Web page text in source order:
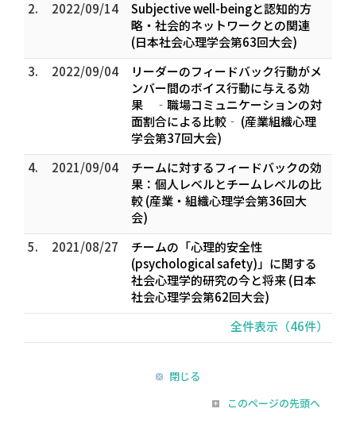
2.
2022/09/14
Subjective well-beingと認知的方
略・社会的ネットワークとの関連
(日本社会心理学会第63回大会)
3.
2022/09/04
リーダーのフィードバック行動がメ
ンバー間のボイス行動に与える効
果 ‐職場コミュニケーションの対
面割合による比較‐ (産業組織心理
学会第37回大会)
4.
2021/09/04
チームに対するフィードバックの効
果：個人レベルとチームレベルの比
較 (産業・組織心理学会第36回大
会)
5.
2021/08/27
チームの「心理的安全性
(psychological safety)」に関する
社会心理学的研究の今と将来 (日本
社会心理学会第62回大会)
全件表示（46件）
閉じる
このページの先頭へ